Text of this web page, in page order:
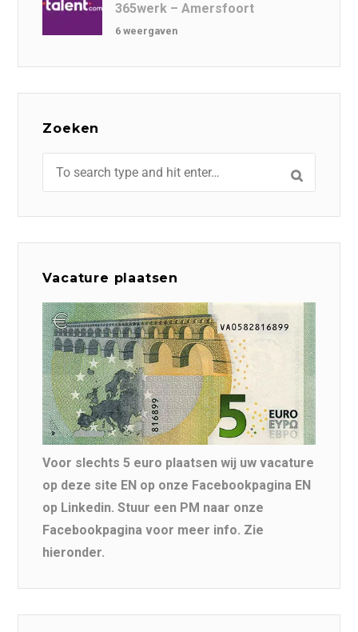
365werk – Amersfoort
6 weergaven
Zoeken
Vacature plaatsen
Voor slechts 5 euro plaatsen wij uw vacature
op deze site EN op onze Facebookpagina EN
op Linkedin. Stuur een PM naar onze
Facebookpagina voor meer info. Zie
hieronder.